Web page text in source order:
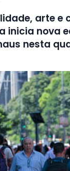
arte e
inicia nova
nesta